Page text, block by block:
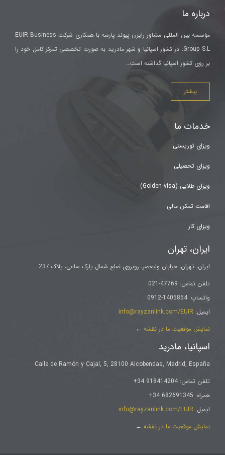
درباره ما
مؤسسه بین المللی مشاور رایزن پیوند پارسه با همکاری شرکت EUIR Business
Group S.L. در کشور اسپانیا و شهر مادرید به صورت تخصصی تمرکز کامل خود را
بر روی کشور اسپانیا گذاشته است…
بیشتر
خدمات ما
ویزای توریستی
ویزای تحصیلی
ویزای طلایی (Golden visa)
اقامت تمکن مالی
ویزای کار
ایران، تهران
ایران، تهران، خیابان ولیعصر، روبروی ضلع شمال پارک ساعی، پلاک 237
تلفن تماس: 47769-021
واتساپ: 1405854-0912
ایمیل: info@rayzanlink.com/EUIR
نمایش موقعیت ما در نقشه ←
اسپانیا، مادرید
Calle de Ramón y Cajal, 5, 28100 Alcobendas, Madrid, España
تلفن تماس: 918414204 34+
همراه: 682691345 34+
ایمیل: info@rayzanlink.com/EUIR
نمایش موقعیت ما در نقشه ←